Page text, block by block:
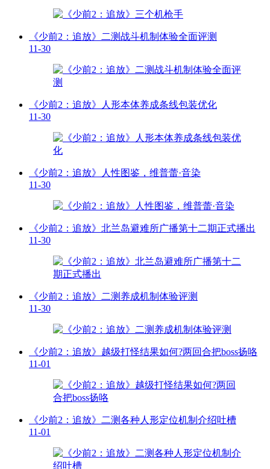
《少前2：追放》二测战斗机制体验全面评测
11-30
《少前2：追放》人形本体养成条线包装优化
11-30
《少前2：追放》人性图鉴，维普蕾·音染
11-30
《少前2：追放》北兰岛避难所广播第十二期正式播出
11-30
《少前2：追放》二测养成机制体验评测
11-30
《少前2：追放》越级打怪结果如何?两回合把boss扬咯
11-01
《少前2：追放》二测各种人形定位机制介绍吐槽
11-01